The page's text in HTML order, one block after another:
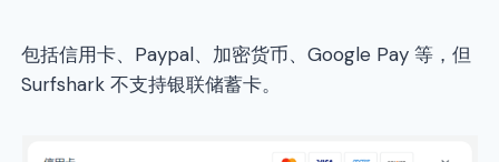
包括信用卡、Paypal、加密货币、Google Pay 等，但
Surfshark 不支持银联储蓄卡。